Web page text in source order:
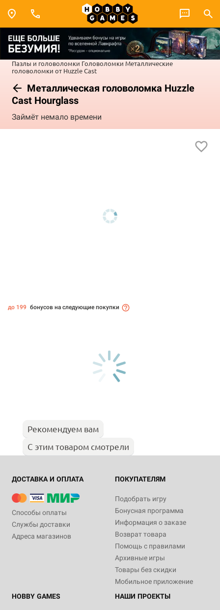
Пазлы и головоломки Головоломки Металлические
головоломки от Huzzle Cast
Металлическая головоломка Huzzle
Cast Hourglass
Займёт немало времени
до 199 бонусов на следующие покупки
Рекомендуем вам
С этим товаром смотрели
ДОСТАВКА И ОПЛАТА
Способы оплаты
Службы доставки
Адреса магазинов
ПОКУПАТЕЛЯМ
Подобрать игру
Бонусная программа
Информация о заказе
Возврат товара
Помощь с правилами
Архивные игры
Товары без скидки
Мобильное приложение
HOBBY GAMES
НАШИ ПРОЕКТЫ